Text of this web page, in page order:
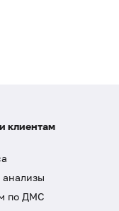
клиентам
анализы
по ДМС